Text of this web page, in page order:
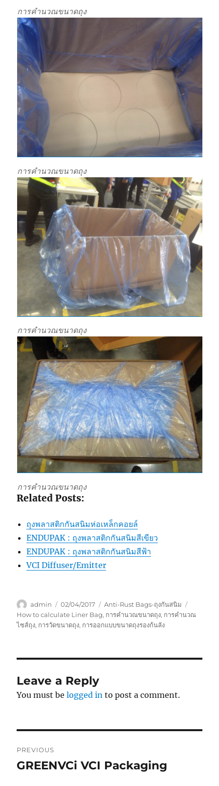
การคำนวณขนาดถุง
การคำนวณขนาดถุง
การคำนวณขนาดถุง
การคำนวณขนาดถุง
Related Posts:
ถุงพลาสติกกันสนิมห่อเหล็กคอยล์
ENDUPAK : ถุงพลาสติกกันสนิมสีเขียว
ENDUPAK : ถุงพลาสติกกันสนิมสีฟ้า
VCI Diffuser/Emitter
Author
admin
Posted
on
02/04/2017 Categories
Anti-Rust Bags-ถุงกันสนิม
How to calculate Liner Bag, การคำนวณขนาดถุง, การคำนวณ
ไซส์ถุง, การวัดขนาดถุง, การออกแบบขนาดถุงรองก้นลัง
Leave a Reply
You must belogged in to post a comment.
navigation
PREVIOUS
Previous
GREENVCi VCI Packaging